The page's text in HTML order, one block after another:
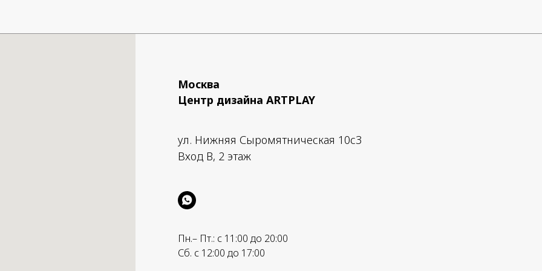
в Японии.
Москва
Центр дизайна ARTPLAY
ул. Нижняя Сыромятническая 10с3
Вход B, 2 этаж
Пн.– Пт.: с 11:00 до 20:00
Сб. с 12:00 до 17:00